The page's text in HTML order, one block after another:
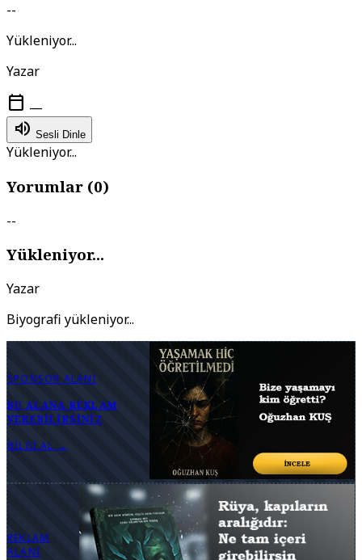
--
Yükleniyor...
Yazar
calendar_today —
volume_up Sesli Dinle
Yükleniyor...
Yorumlar (0)
--
Yükleniyor...
Yazar
Biyografi yükleniyor...
SPONSOR ALANI
BU ALANA REKLAM
VEREBILIRSINIZ
BILGI AL →
REKLAM
ALANI